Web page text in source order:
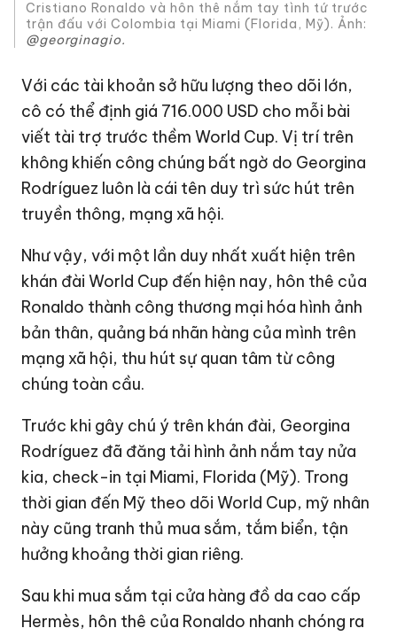
Cristiano Ronaldo và hôn thê nắm tay tình tứ trước
trận đấu với Colombia tại Miami (Florida, Mỹ). Ảnh:
@georginagio.
Với các tài khoản sở hữu lượng theo dõi lớn,
cô có thể định giá 716.000 USD cho mỗi bài
viết tài trợ trước thềm World Cup. Vị trí trên
không khiến công chúng bất ngờ do Georgina
Rodríguez luôn là cái tên duy trì sức hút trên
truyền thông, mạng xã hội.
Như vậy, với một lần duy nhất xuất hiện trên
khán đài World Cup đến hiện nay, hôn thê của
Ronaldo thành công thương mại hóa hình ảnh
bản thân, quảng bá nhãn hàng của mình trên
mạng xã hội, thu hút sự quan tâm từ công
chúng toàn cầu.
Trước khi gây chú ý trên khán đài, Georgina
Rodríguez đã đăng tải hình ảnh nắm tay nửa
kia, check-in tại Miami, Florida (Mỹ). Trong
thời gian đến Mỹ theo dõi World Cup, mỹ nhân
này cũng tranh thủ mua sắm, tắm biển, tận
hưởng khoảng thời gian riêng.
Sau khi mua sắm tại cửa hàng đồ da cao cấp
Hermès, hôn thê của Ronaldo nhanh chóng ra